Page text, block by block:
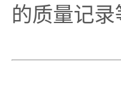
的质量记